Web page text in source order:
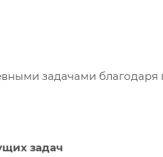
задачами
задач